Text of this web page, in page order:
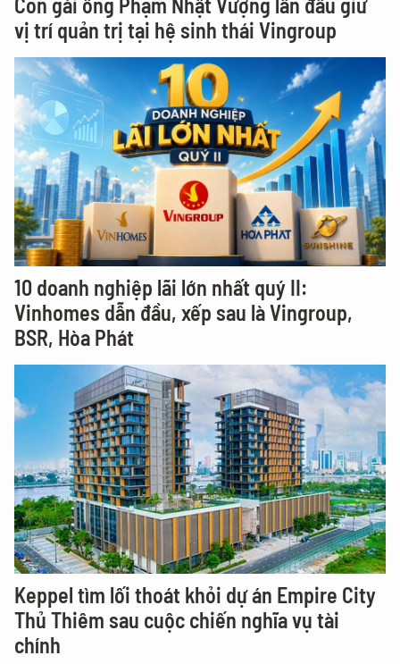
vị trí quản trị tại hệ sinh thái Vingroup
10 doanh nghiệp lãi lớn nhất quý II:
Vinhomes dẫn đầu, xếp sau là Vingroup,
BSR, Hòa Phát
Keppel tìm lối thoát khỏi dự án Empire City
Thủ Thiêm sau cuộc chiến nghĩa vụ tài
chính